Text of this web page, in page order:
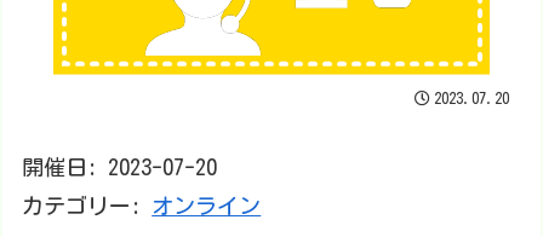
2023.07.20
開催日: 2023-07-20
カテゴリー: オンライン